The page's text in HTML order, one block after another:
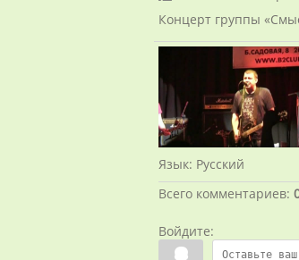
Концерт группы
Язык: Русский
Всего комментариев:
Войдите: